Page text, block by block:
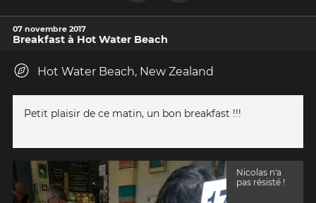
07 novembre 2017
Breakfast à Hot Water Beach
Hot Water Beach, New Zealand
Petit plaisir de ce matin, un bon breakfast !!!
Nicolas n'a
pas résisté !